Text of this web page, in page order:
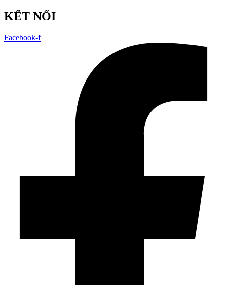
KẾT NỐI
Facebook-f